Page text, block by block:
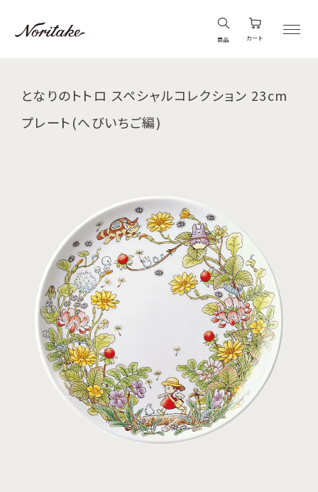
商品 カート
となりのトトロ スペシャルコレクション 23cm
プレート(へびいちご編)